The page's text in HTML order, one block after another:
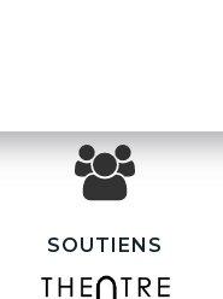
SOUTIENS